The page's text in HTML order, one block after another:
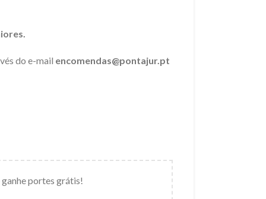
do e-mail encomendas@pontajur.pt
portes grátis!